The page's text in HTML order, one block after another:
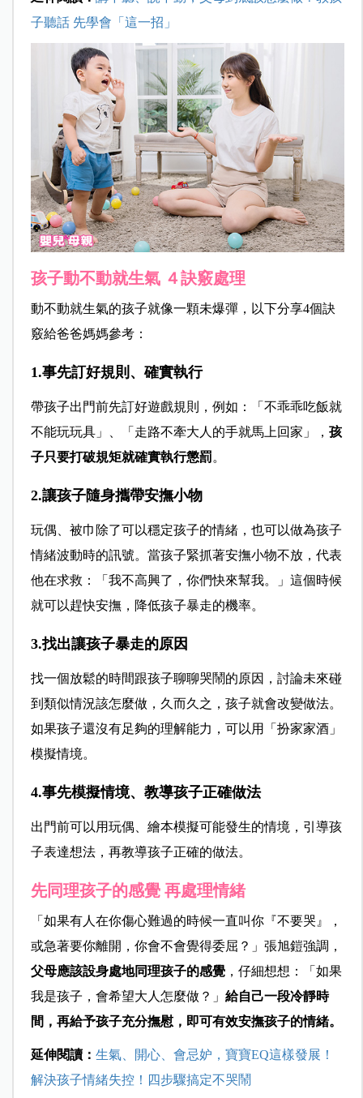
子聽話 先學會「這一招」
孩子動不動就生氣４訣竅處理
動不動就生氣的孩子就像一顆未爆彈，以下分享4個訣
竅給爸爸媽媽參考：
1.事先訂好規則、確實執行
帶孩子出門前先訂好遊戲規則，例如：「不乖乖吃飯就
不能玩玩具」、「走路不牽大人的手就馬上回家」， 孩
子只要打破規矩就確實執行懲罰。
2.讓孩子隨身攜帶安撫小物
玩偶、被巾除了可以穩定孩子的情緒，也可以做為孩子
情緒波動時的訊號。當孩子緊抓著安撫小物不放，代表
他在求救：「我不高興了，你們快來幫我。」這個時候
就可以趕快安撫，降低孩子暴走的機率。
3.找出讓孩子暴走的原因
找一個放鬆的時間跟孩子聊聊哭鬧的原因，討論未來碰
到類似情況該怎麼做，久而久之，孩子就會改變做法。
如果孩子還沒有足夠的理解能力，可以用「扮家家酒」
模擬情境。
4.事先模擬情境、教導孩子正確做法
出門前可以用玩偶、繪本模擬可能發生的情境，引導孩
子表達想法，再教導孩子正確的做法。
先同理孩子的感覺 再處理情緒
「如果有人在你傷心難過的時候一直叫你『不要哭』，
或急著要你離開，你會不會覺得委屈？」張旭鎧強調，
父母應該設身處地同理孩子的感覺，仔細想想：「如果
我是孩子，會希望大人怎麼做？」 給自己一段冷靜時
間，再給予孩子充分撫慰，即可有效安撫孩子的情緒。
延伸閱讀： 生氣、開心、會忌妒，寶寶EQ這樣發展！
解決孩子情緒失控！四步驟搞定不哭鬧